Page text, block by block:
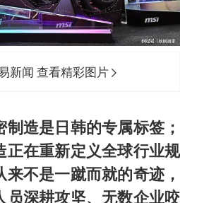
新闻 查看精彩图片
制造是日韩的专属标签；
正在重新定义全球行业规
不是一蹴而就的奇迹，
员深耕攻坚、无数企业咬